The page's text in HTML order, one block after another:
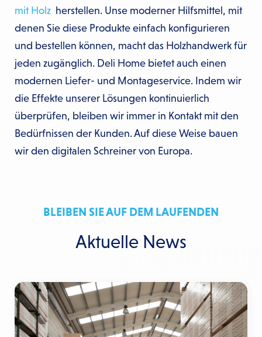
mit Holz herstellen. Unse moderner Hilfsmittel, mit
denen Sie diese Produkte einfach konfigurieren
und bestellen können, macht das Holzhandwerk für
jeden zugänglich. Deli Home bietet auch einen
modernen Liefer- und Montageservice. Indem wir
die Effekte unserer Lösungen kontinuierlich
überprüfen, bleiben wir immer in Kontakt mit den
Bedürfnissen der Kunden. Auf diese Weise bauen
wir den digitalen Schreiner von Europa.
BLEIBEN SIE AUF DEM LAUFENDEN
Aktuelle News